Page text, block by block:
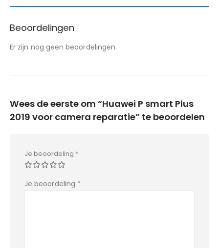
Beoordelingen
Er zijn nog geen beoordelingen.
Wees de eerste om “Huawei P smart Plus
2019 voor camera reparatie” te beoordelen
Je beoordeling *
Je beoordeling *